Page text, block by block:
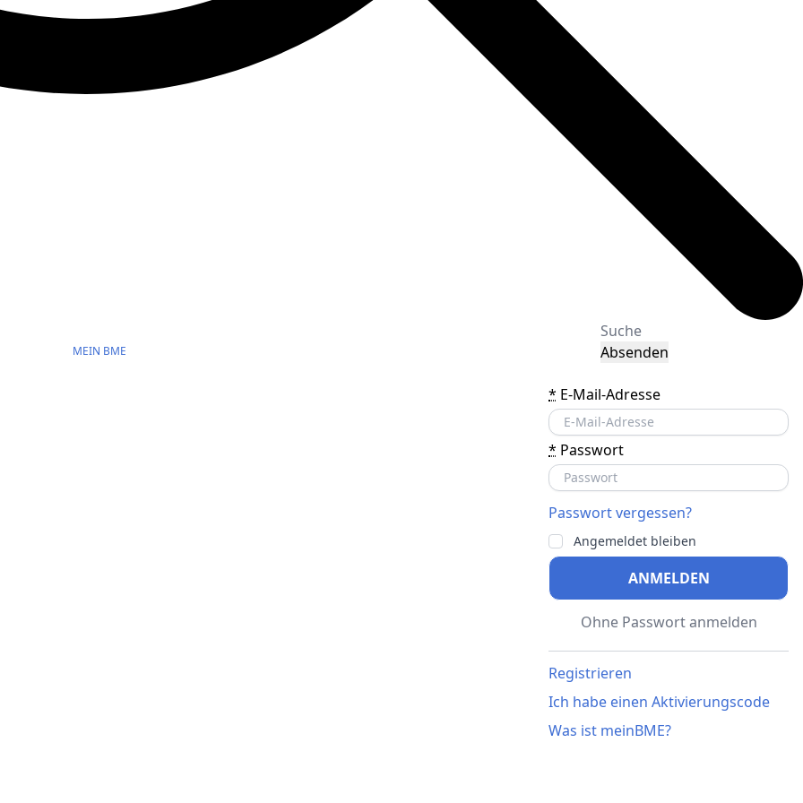
Absenden
MEIN BME
* E-Mail-Adresse
* Passwort
Passwort vergessen?
Angemeldet bleiben
ANMELDEN
Ohne Passwort anmelden
Registrieren
Ich habe einen Aktivierungscode
Was ist meinBME?